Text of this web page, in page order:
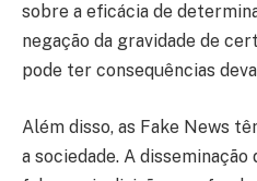
sobre a eficácia de
negação da gravidade de
pode ter consequências
Além disso, as Fake News
a sociedade. A